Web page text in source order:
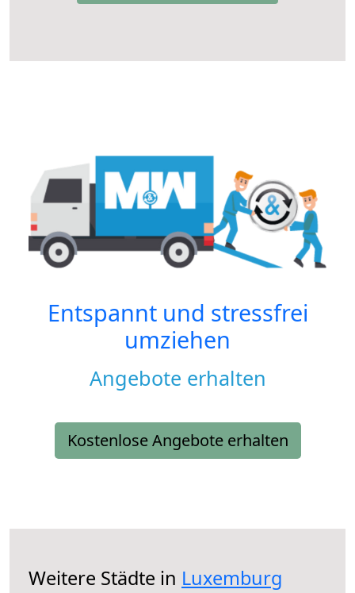
Entspannt und stressfrei
umziehen
Angebote erhalten
Kostenlose Angebote erhalten
Weitere Städte in Luxemburg